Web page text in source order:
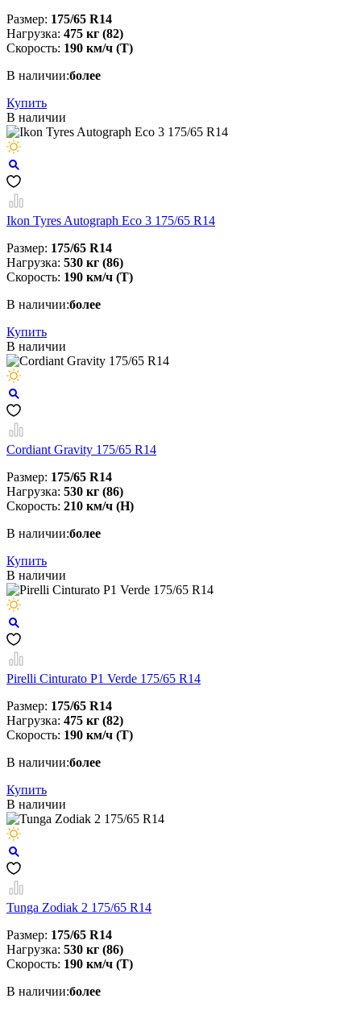
Размер: 175/65 R14
Нагрузка: 475 кг (82)
Скорость: 190 км/ч (Т)
В наличии:более
Купить
В наличии
Ikon Tyres Autograph Eco 3 175/65 R14
Размер: 175/65 R14
Нагрузка: 530 кг (86)
Скорость: 190 км/ч (T)
В наличии:более
Купить
В наличии
Cordiant Gravity 175/65 R14
Размер: 175/65 R14
Нагрузка: 530 кг (86)
Скорость: 210 км/ч (H)
В наличии:более
Купить
В наличии
Pirelli Cinturato P1 Verde 175/65 R14
Размер: 175/65 R14
Нагрузка: 475 кг (82)
Скорость: 190 км/ч (T)
В наличии:более
Купить
В наличии
Tunga Zodiak 2 175/65 R14
Размер: 175/65 R14
Нагрузка: 530 кг (86)
Скорость: 190 км/ч (T)
В наличии:более